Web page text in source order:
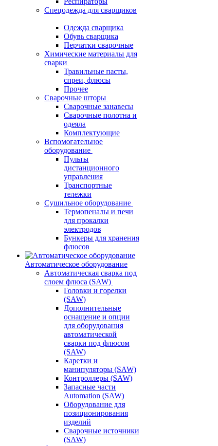
Спецодежда для сварщиков
Одежда сварщика
Обувь сварщика
Перчатки сварочные
Химические материалы для
сварки
Травильные пасты,
спреи, флюсы
Прочее
Сварочные шторы
Сварочные занавесы
Сварочные полотна и
одеяла
Комплектующие
Вспомогательное
оборудование
Пульты
дистанционного
управления
Транспортные
тележки
Сушильное оборудование
Термопеналы и печи
для прокалки
электродов
Бункеры для хранения
флюсов
Автоматическое оборудование
Автоматическая сварка под
слоем флюса (SAW)
Головки и горелки
(SAW)
Дополнительные
оснащение и опции
для оборудования
автоматической
сварки под флюсом
(SAW)
Каретки и
манипуляторы (SAW)
Контроллеры (SAW)
Запасные части
Automation (SAW)
Оборудование для
позиционирования
изделий
Сварочные источники
(SAW)